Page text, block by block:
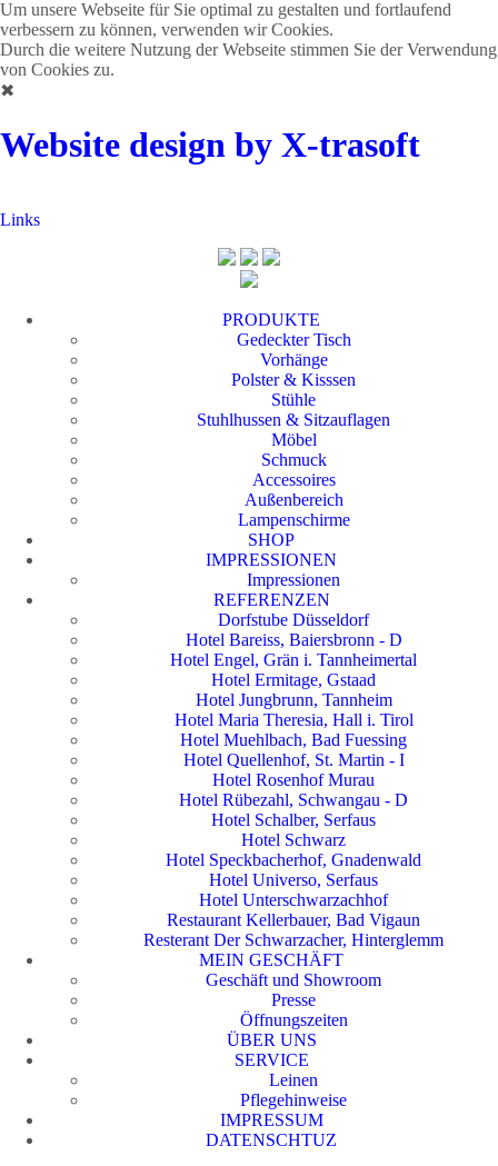
Um unsere Webseite für Sie optimal zu gestalten und fortlaufend
verbessern zu können, verwenden wir Cookies.
Durch die weitere Nutzung der Webseite stimmen Sie der Verwendung
von Cookies zu.
✖
Website design by X-trasoft
Links
PRODUKTE
Gedeckter Tisch
Vorhänge
Polster & Kisssen
Stühle
Stuhlhussen & Sitzauflagen
Möbel
Schmuck
Accessoires
Außenbereich
Lampenschirme
SHOP
IMPRESSIONEN
Impressionen
REFERENZEN
Dorfstube Düsseldorf
Hotel Bareiss, Baiersbronn - D
Hotel Engel, Grän i. Tannheimertal
Hotel Ermitage, Gstaad
Hotel Jungbrunn, Tannheim
Hotel Maria Theresia, Hall i. Tirol
Hotel Muehlbach, Bad Fuessing
Hotel Quellenhof, St. Martin - I
Hotel Rosenhof Murau
Hotel Rübezahl, Schwangau - D
Hotel Schalber, Serfaus
Hotel Schwarz
Hotel Speckbacherhof, Gnadenwald
Hotel Universo, Serfaus
Hotel Unterschwarzachhof
Restaurant Kellerbauer, Bad Vigaun
Resterant Der Schwarzacher, Hinterglemm
MEIN GESCHÄFT
Geschäft und Showroom
Presse
Öffnungszeiten
ÜBER UNS
SERVICE
Leinen
Pflegehinweise
IMPRESSUM
DATENSCHTUZ